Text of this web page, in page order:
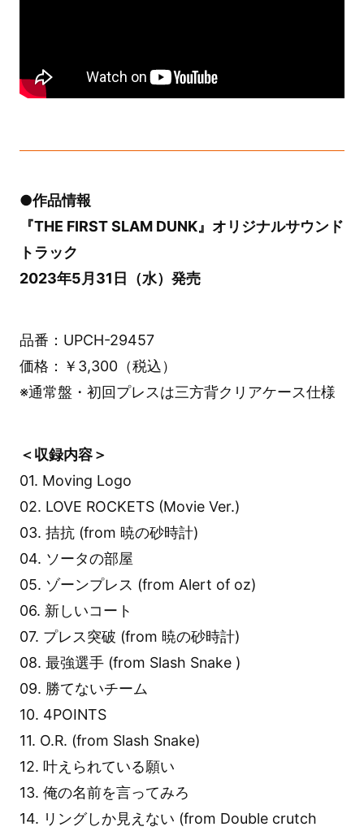
●作品情報
『THE FIRST SLAM DUNK』オリジナルサウンド
トラック
2023年5月31日（水）発売
品番：UPCH-29457
価格：￥3,300（税込）
※通常盤・初回プレスは三方背クリアケース仕様
＜収録内容＞
01. Moving Logo
02. LOVE ROCKETS (Movie Ver.)
03. 拮抗 (from 暁の砂時計)
04. ソータの部屋
05. ゾーンプレス (from Alert of oz)
06. 新しいコート
07. プレス突破 (from 暁の砂時計)
08. 最強選手 (from Slash Snake )
09. 勝てないチーム
10. 4POINTS
11. O.R. (from Slash Snake)
12. 叶えられている願い
13. 俺の名前を言ってみろ
14. リングしか見えない (from Double crutch